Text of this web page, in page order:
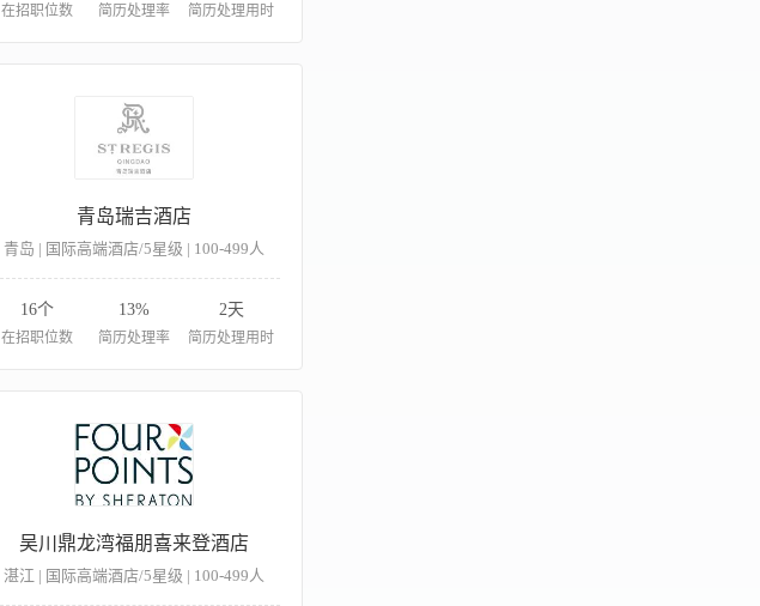
在招职位数 简历处理率 简历处理用时
青岛瑞吉酒店
青岛 | 国际高端酒店/5星级 | 100-499人
16个
在招职位数
13%
简历处理率
2天
简历处理用时
吴川鼎龙湾福朋喜来登酒店
湛江 | 国际高端酒店/5星级 | 100-499人